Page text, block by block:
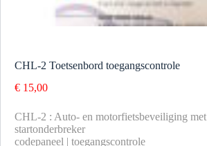
CHL-2 Toetsenbord toegangscontrole
€ 15,00
CHL-2 : Auto- en motorfietsbeveiliging met
startonderbreker
codepaneel | toegangscontrole